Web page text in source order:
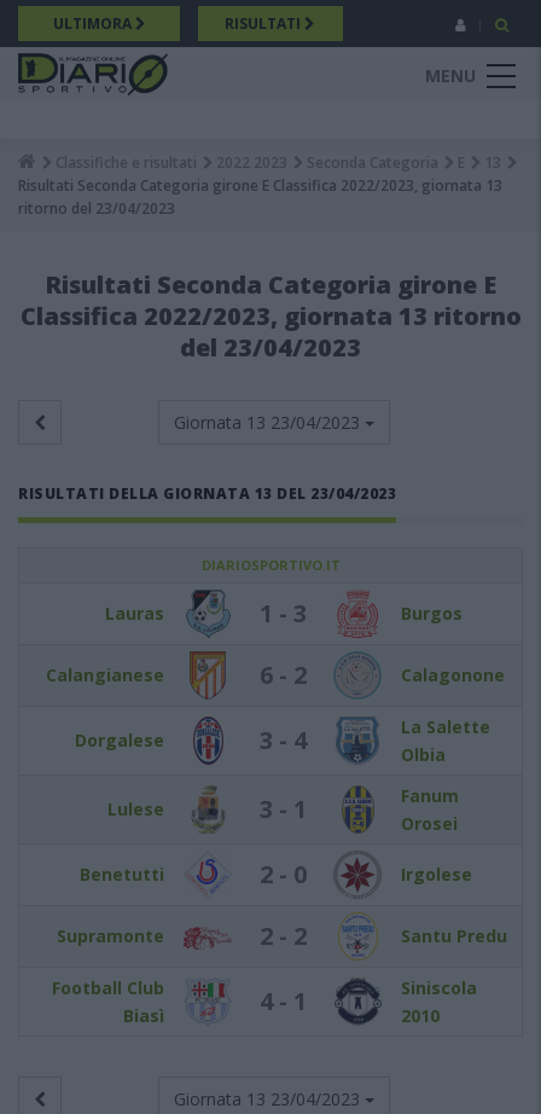
Salta
al
contenuto
principale
ULTIMORA RISULTATI
MENU
Breadcrumb
Classifiche e risultati 2022 2023 Seconda Categoria E
13
Risultati Seconda Categoria girone E Classifica 2022/2023, giornata 13
ritorno del 23/04/2023
Risultati Seconda Categoria girone E
Classifica 2022/2023, giornata 13 ritorno
del 23/04/2023
Giornata 13 23/04/2023
RISULTATI DELLA GIORNATA 13 DEL 23/04/2023
DIARIOSPORTIVO.IT
Lauras 1 - 3 Burgos
Calangianese 6 - 2 Calagonone
Dorgalese 3 - 4
La Salette
Olbia
Lulese 3 - 1
Fanum
Orosei
Benetutti 2 - 0 Irgolese
Supramonte 2 - 2 Santu Predu
Football Club
Biasì
4 - 1
Siniscola
2010
Giornata 13 23/04/2023